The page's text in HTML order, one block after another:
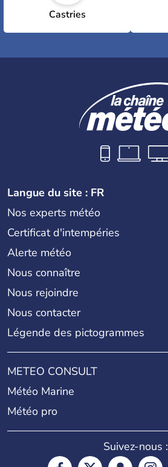
Castries
Langue du site : FR
Nos experts météo
Certificat d'intempéries
Alerte météo
Nous connaître
Nous rejoindre
Nous contacter
Légende des pictogrammes
METEO CONSULT
Météo Marine
Météo pro
Suivez-nous :